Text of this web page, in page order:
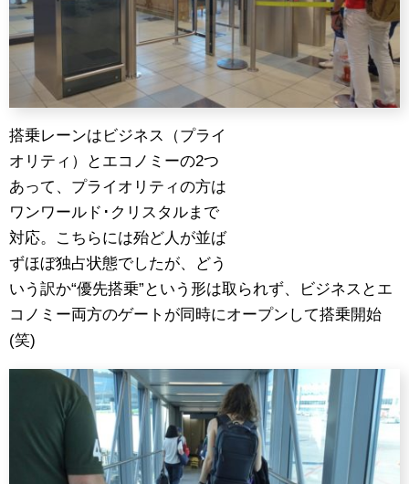
搭乗レーンはビジネス（プライ
オリティ）とエコノミーの2つ
あって、プライオリティの方は
ワンワールド･クリスタルまで
対応。こちらには殆ど人が並ば
ずほぼ独占状態でしたが、どう
いう訳か“優先搭乗”という形は取られず、ビジネスとエ
コノミー両方のゲートが同時にオープンして搭乗開始
(笑)